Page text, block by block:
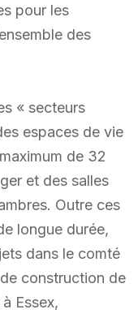
pour les
des
« secteurs
espaces de vie
de 32
et des salles
Outre ces
longue durée,
dans le comté
construction de
Essex,